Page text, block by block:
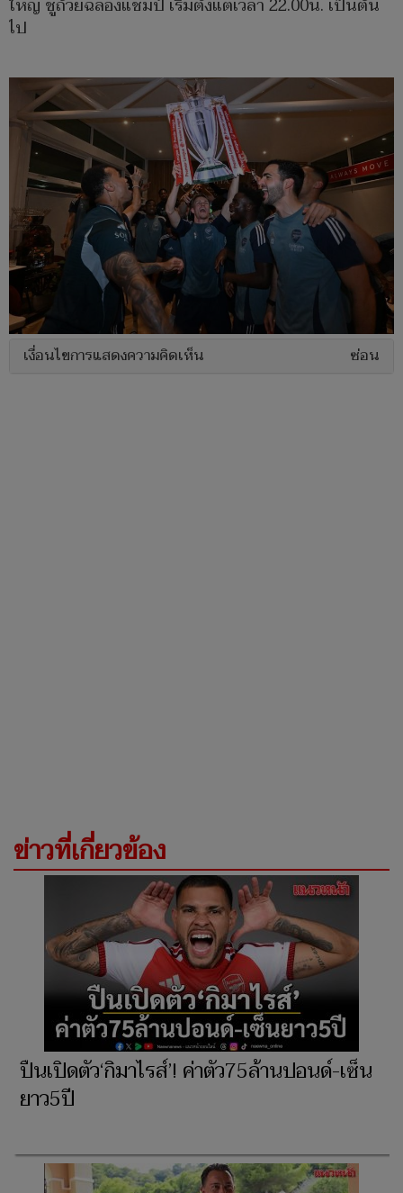
ใหญ่ ชูถ้วยฉลองแชมป์ เริ่มตั้งแต่เวลา 22.00น. เป็นต้น
ไป
เงื่อนไขการแสดงความคิดเห็น ซ่อน
ข่าวที่เกี่ยวข้อง
ปืนเปิดตัว‘กิมาไรส์’! ค่าตัว75ล้านปอนด์-เซ็น
ยาว5ปี